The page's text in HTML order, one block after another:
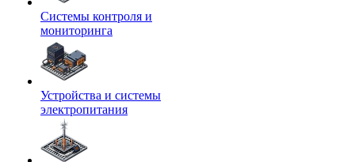
Системы контроля и
мониторинга
Устройства и системы
электропитания